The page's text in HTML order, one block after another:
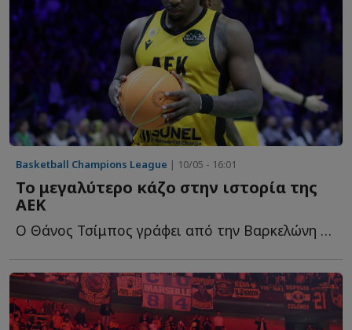
Basketball Champions League | 10/05 - 16:01
Το μεγαλύτερο κάζο στην ιστορία της
ΑΕΚ
Ο Θάνος Τσίμπος γράφει από την Βαρκελώνη για μια από τ...